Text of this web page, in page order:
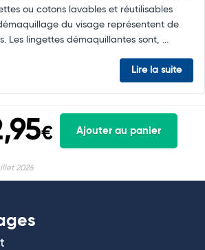
ou cotons lavables et réutilisables
du visage représentent de
Les lingettes démaquillantes sont, ...
Lire la suite
€ Ajouter au panier
2026